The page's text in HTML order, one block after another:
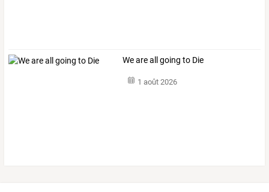
We are all going to Die
1 août 2026